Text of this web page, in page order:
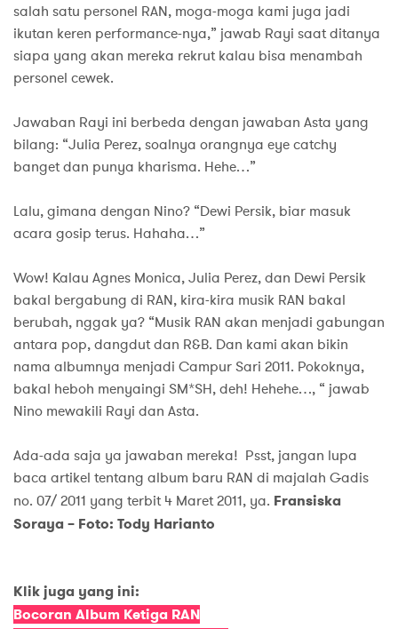
salah satu personel RAN, moga-moga kami juga jadi
ikutan keren performance-nya,” jawab Rayi saat ditanya
siapa yang akan mereka rekrut kalau bisa menambah
personel cewek.
Jawaban Rayi ini berbeda dengan jawaban Asta yang
bilang: “Julia Perez, soalnya orangnya eye catchy
banget dan punya kharisma. Hehe…”
Lalu, gimana dengan Nino? “Dewi Persik, biar masuk
acara gosip terus. Hahaha…”
Wow! Kalau Agnes Monica, Julia Perez, dan Dewi Persik
bakal bergabung di RAN, kira-kira musik RAN bakal
berubah, nggak ya? “Musik RAN akan menjadi gabungan
antara pop, dangdut dan R&B. Dan kami akan bikin
nama albumnya menjadi Campur Sari 2011. Pokoknya,
bakal heboh menyaingi SM*SH, deh! Hehehe…, “ jawab
Nino mewakili Rayi dan Asta.
Ada-ada saja ya jawaban mereka! Psst, jangan lupa
baca artikel tentang album baru RAN di majalah Gadis
no. 07/ 2011 yang terbit 4 Maret 2011, ya. Fransiska
Soraya – Foto: Tody Harianto
Klik juga yang ini:
Bocoran Album Ketiga RAN